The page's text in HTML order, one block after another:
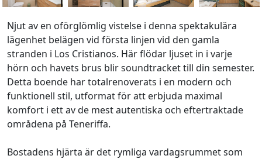
Njut av en oförglömlig vistelse i denna spektakulära
lägenhet belägen vid första linjen vid den gamla
stranden i Los Cristianos. Här flödar ljuset in i varje
hörn och havets brus blir soundtracket till din semester.
Detta boende har totalrenoverats i en modern och
funktionell stil, utformat för att erbjuda maximal
komfort i ett av de mest autentiska och eftertraktade
områdena på Teneriffa.
Bostadens hjärta är det rymliga vardagsrummet som